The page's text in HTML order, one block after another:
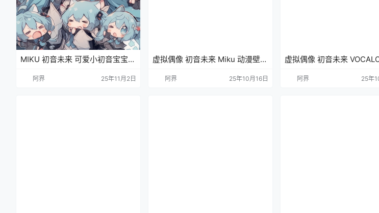
MIKU 初音未来 可爱小初音宝宝
阿界 25年11月2日
虚拟偶像 初音未来 Miku 动漫壁纸
阿界 25年10月16日
虚拟偶像 初音未来
阿界 25年